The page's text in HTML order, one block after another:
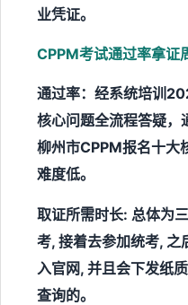
业凭证。
CPPM考试通过率拿证
通过率：经系统培训
核心问题全流程答疑
柳州市CPPM报名十大
难度低。
取证所需时长: 总体为
考, 接着去参加统考, 之
入官网, 并且会下发纸
查询的。